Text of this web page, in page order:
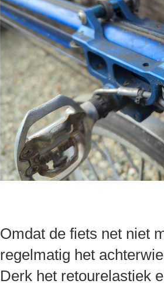
Omdat de fiets net niet
regelmatig het
Derk het retourelastiek